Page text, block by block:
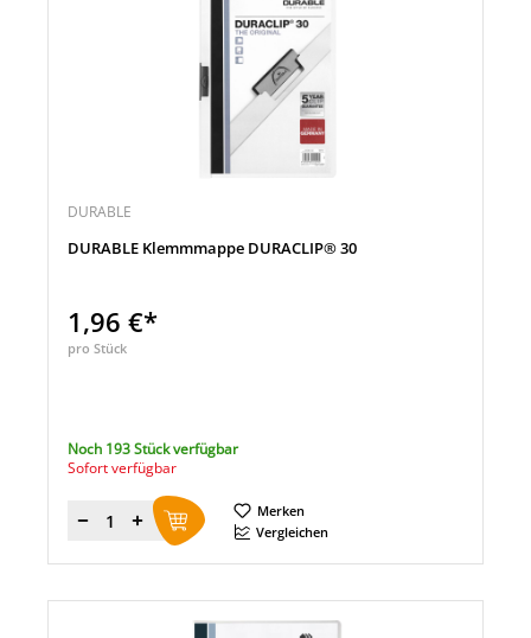
DURABLE
DURABLE Klemmmappe DURACLIP® 30
1,96 €*
pro Stück
Noch 193 Stück verfügbar
Sofort verfügbar
Menge
Merken
Vergleichen